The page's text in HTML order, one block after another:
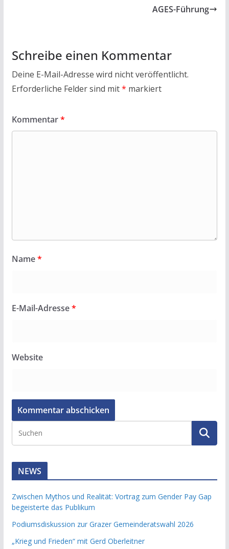
AGES-Führung
Schreibe einen Kommentar
Deine E-Mail-Adresse wird nicht veröffentlicht.
Erforderliche Felder sind mit* markiert
Kommentar*
Name*
E-Mail-Adresse*
Website
NEWS
Zwischen Mythos und Realität: Vortrag zum Gender Pay Gap
begeisterte das Publikum
Podiumsdiskussion zur Grazer Gemeinderatswahl 2026
„Krieg und Frieden“ mit Gerd Oberleitner